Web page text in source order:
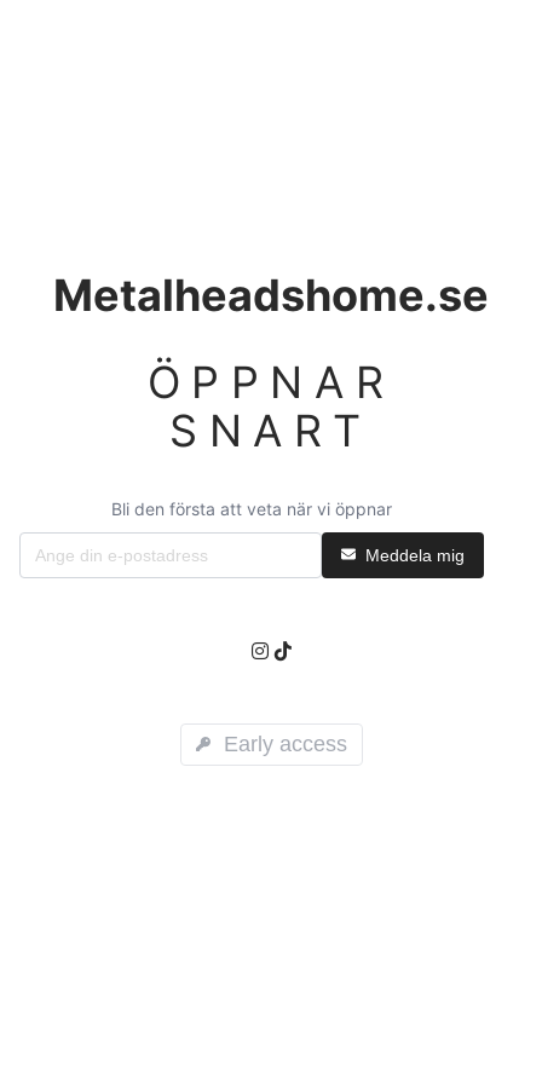
Metalheadshome.se
ÖPPNAR
SNART
Bli den första att veta när vi öppnar
Meddela mig
Early access